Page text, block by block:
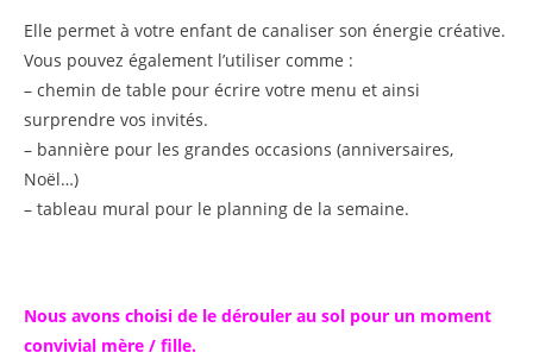
Elle permet à votre enfant de canaliser son énergie créative.
Vous pouvez également l’utiliser comme :
– chemin de table pour écrire votre menu et ainsi
surprendre vos invités.
– bannière pour les grandes occasions (anniversaires,
Noël…)
– tableau mural pour le planning de la semaine.
Nous avons choisi de le dérouler au sol pour un moment
convivial mère / fille.